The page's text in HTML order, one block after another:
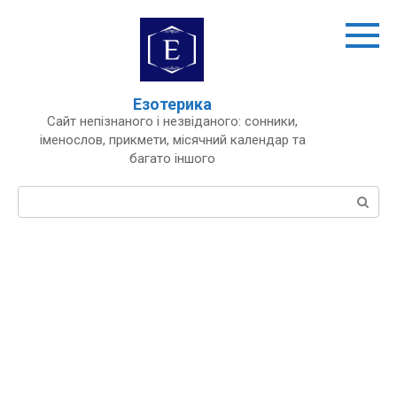
Езотерика
Сайт непізнаного і незвіданого: сонники,
іменослов, прикмети, місячний календар та
багато іншого
Пошук: